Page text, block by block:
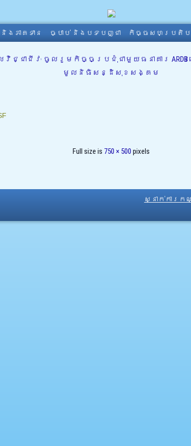
ងភាគទាន ច្បាប់ និងបទបញ្ជា កិច្ចសហប្រតិប
វិជ្ជាជីវៈ ចូលរូមកិច្ចប្រជុំជាមួយធនាគារ
មូលនិធិសន្ដិសុខសង្គម
Full size is 750 × 500 pixels
ស្នាក់ការក